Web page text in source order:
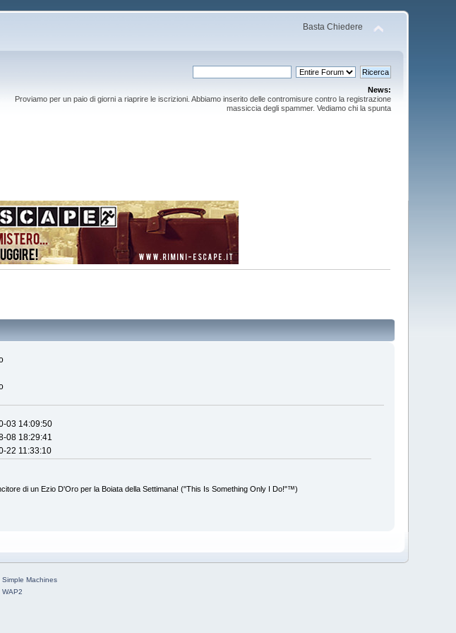
Basta Chiedere
News:
Proviamo per un paio di giorni a riaprire le iscrizioni. Abbiamo inserito delle contromisure contro la registrazione
massiccia degli spammer. Vediamo chi la spunta
03 14:09:50
08 18:29:41
22 11:33:10
di un Ezio D'Oro per la Boiata della Settimana! ("This Is Something Only I Do!"™)
Simple Machines
WAP2